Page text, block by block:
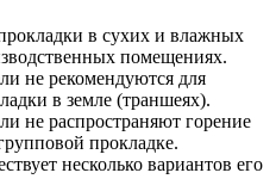
в сухих и влажных
помещениях.
не рекомендуются для
в земле (траншеях).
не распространяют горение
прокладке.
несколько вариантов его